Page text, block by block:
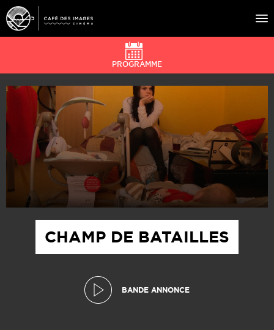
À L’AFFICHE
ÉVÉNEMENTS
CAFÉ DU CINÉ
PRATIQUE
ÉDUCATION AUX IMAGES
CHAMP DE BATAILLES
BANDE ANNONCE
PROGRAMME